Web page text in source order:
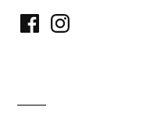
FacebookInstagram